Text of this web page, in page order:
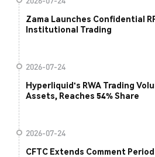
Zama Launches Confidential
Institutional Trading
2026-07-24
Hyperliquid's RWA Trading
Assets, Reaches 54% Share
2026-07-24
CFTC Extends Comment